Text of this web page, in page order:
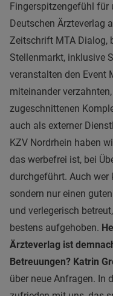
Fingerspitzengefühl für
Deutschen Ärzteverlag
Zeitschrift MTA Dialog,
Stellenmarkt, inklusive
veranstalten den Event
miteinander
zugeschnittenen
auch als externer
KZV Nordrhein haben
das werbefrei ist, bei
durchgeführt. Auch wer
sondern nur einen
und verlegerisch
bestens aufgehoben.
Ärzteverlag ist
Betreuungen? Katrin
über neue Anfragen. In